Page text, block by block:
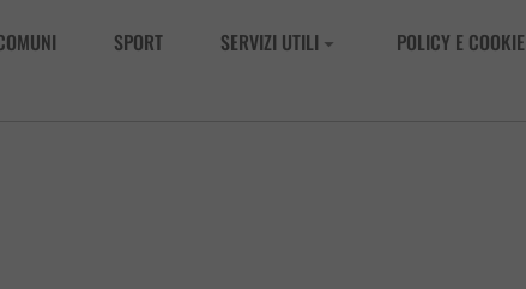
SPORT SERVIZI UTILI
POLICY E COOKIE